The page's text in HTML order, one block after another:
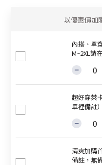
以優惠價加
內搭、單
M~2XL請
超好穿萊
單裡備註）
清爽加購
備註，無